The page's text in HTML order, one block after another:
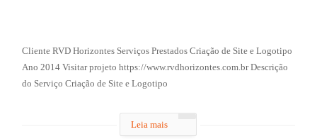
Cliente RVD Horizontes Serviços Prestados Criação de Site e Logotipo
Ano 2014 Visitar projeto https://www.rvdhorizontes.com.br Descrição
do Serviço Criação de Site e Logotipo
Leia mais